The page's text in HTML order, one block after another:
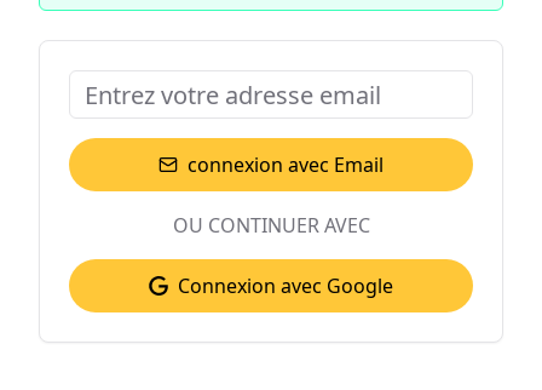
connexion avec Email
OU CONTINUER AVEC
Connexion avec Google